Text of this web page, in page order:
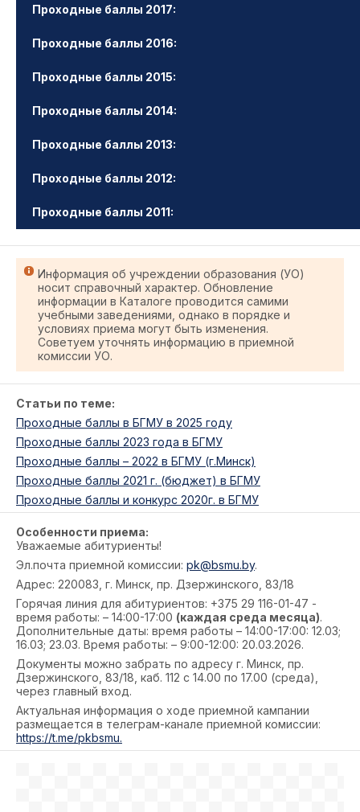
Проходные баллы 2017:
Проходные баллы 2016:
Проходные баллы 2015:
Проходные баллы 2014:
Проходные баллы 2013:
Проходные баллы 2012:
Проходные баллы 2011:
Информация об учреждении образования (УО)
носит справочный характер. Обновление
информации в Каталоге проводится самими
учебными заведениями, однако в порядке и
условиях приема могут быть изменения.
Советуем уточнять информацию в приемной
комиссии УО.
Статьи по теме:
Проходные баллы в БГМУ в 2025 году
Проходные баллы 2023 года в БГМУ
Проходные баллы – 2022 в БГМУ (г.Минск)
Проходные баллы 2021 г. (бюджет) в БГМУ
Проходные баллы и конкурс 2020г. в БГМУ
Особенности приема:
Уважаемые абитуриенты!
Эл.почта приемной комиссии: pk@bsmu.by.
Адрес: 220083, г. Минск, пр. Дзержинского, 83/18
Горячая линия для абитуриентов: +375 29 116-01-47 -
время работы: – 14:00-17:00 (каждая среда месяца).
Дополнительные даты: время работы – 14:00-17:00: 12.03;
16.03; 23.03. Время работы: – 9:00-12:00: 20.03.2026.
Документы можно забрать по адресу г. Минск, пр.
Дзержинского, 83/18, каб. 112 с 14.00 по 17.00 (среда),
через главный вход.
Актуальная информация о ходе приемной кампании
размещается в телеграм-канале приемной комиссии:
https://t.me/pkbsmu.